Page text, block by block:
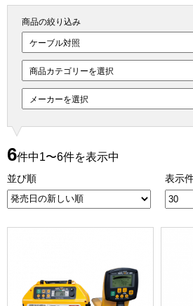
商品の絞り込み
6件中1〜6件を表示中
並び順 表示